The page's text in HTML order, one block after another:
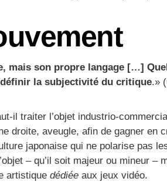
mais son propre langage […]
la subjectivité du critique.»
il traiter l’objet industrio-
droite, aveugle, afin de gagner en
japonaise qui ne polarise pas
– qu’il soit majeur ou mineur
artistique dédiéeaux jeux vidéo.